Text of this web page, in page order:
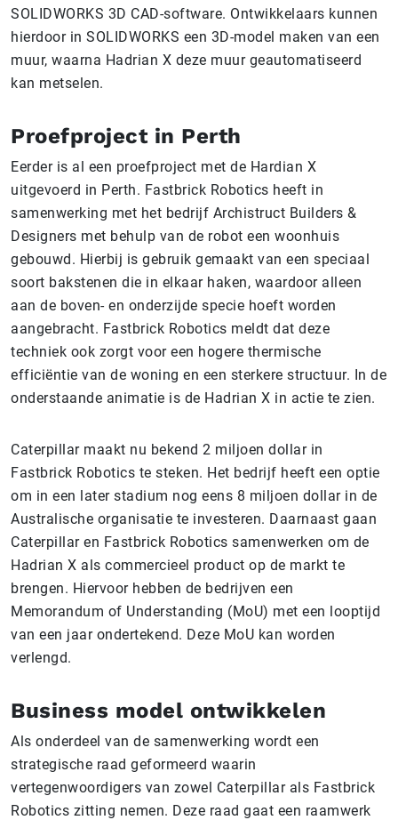
SOLIDWORKS 3D CAD-software. Ontwikkelaars kunnen
hierdoor in SOLIDWORKS een 3D-model maken van een
muur, waarna Hadrian X deze muur geautomatiseerd
kan metselen.
Proefproject in Perth
Eerder is al een proefproject met de Hardian X
uitgevoerd in Perth. Fastbrick Robotics heeft in
samenwerking met het bedrijf Archistruct Builders &
Designers met behulp van de robot een woonhuis
gebouwd. Hierbij is gebruik gemaakt van een speciaal
soort bakstenen die in elkaar haken, waardoor alleen
aan de boven- en onderzijde specie hoeft worden
aangebracht. Fastbrick Robotics meldt dat deze
techniek ook zorgt voor een hogere thermische
efficiëntie van de woning en een sterkere structuur. In de
onderstaande animatie is de Hadrian X in actie te zien.
Caterpillar maakt nu bekend 2 miljoen dollar in
Fastbrick Robotics te steken. Het bedrijf heeft een optie
om in een later stadium nog eens 8 miljoen dollar in de
Australische organisatie te investeren. Daarnaast gaan
Caterpillar en Fastbrick Robotics samenwerken om de
Hadrian X als commercieel product op de markt te
brengen. Hiervoor hebben de bedrijven een
Memorandum of Understanding (MoU) met een looptijd
van een jaar ondertekend. Deze MoU kan worden
verlengd.
Business model ontwikkelen
Als onderdeel van de samenwerking wordt een
strategische raad geformeerd waarin
vertegenwoordigers van zowel Caterpillar als Fastbrick
Robotics zitting nemen. Deze raad gaat een raamwerk